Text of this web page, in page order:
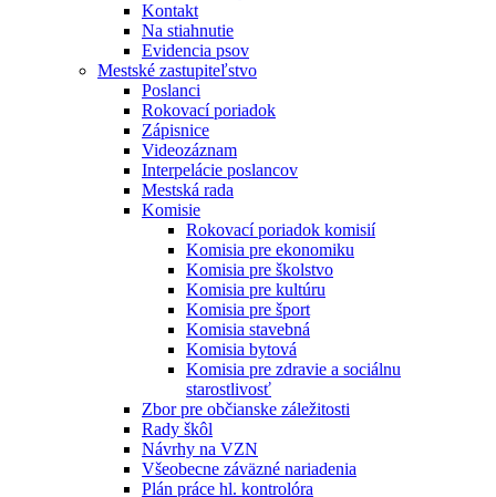
Kontakt
Na stiahnutie
Evidencia psov
Mestské zastupiteľstvo
Poslanci
Rokovací poriadok
Zápisnice
Videozáznam
Interpelácie poslancov
Mestská rada
Komisie
Rokovací poriadok komisií
Komisia pre ekonomiku
Komisia pre školstvo
Komisia pre kultúru
Komisia pre šport
Komisia stavebná
Komisia bytová
Komisia pre zdravie a sociálnu
starostlivosť
Zbor pre občianske záležitosti
Rady škôl
Návrhy na VZN
Všeobecne záväzné nariadenia
Plán práce hl. kontrolóra